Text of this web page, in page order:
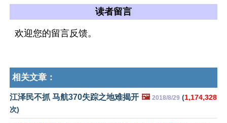
读者留言
欢迎您的留言反馈。
相关文章：
江泽民不抓 马航370失踪之地难揭开 🖼️ 2018/8/29 (1,174,328
次)